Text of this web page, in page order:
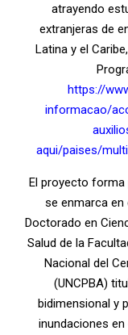
atrayendo
extranjeras de
Latina y el
https://
informacao/
aqui/paises/
El proyecto forma
se enmarca
Doctorado en
Salud de la
Nacional del
(UNCPBA)
bidimensional y
inundaciones